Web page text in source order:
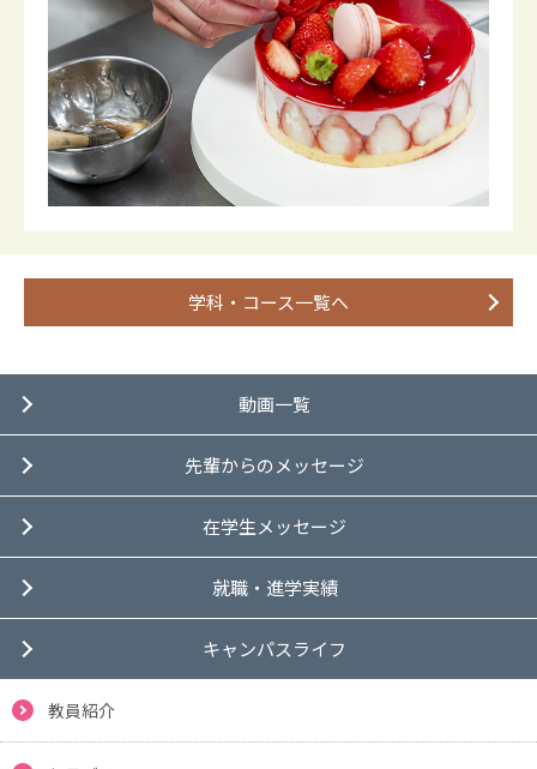
学科・コース一覧へ
動画一覧
先輩からのメッセージ
在学生メッセージ
就職・進学実績
キャンパスライフ
教員紹介